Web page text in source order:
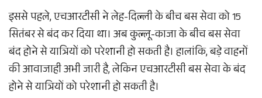
इससे पहले, एचआरटीसी ने लेह-दिल्ली के बीच बस सेवा को 15
सितंबर से बंद कर दिया था। अब कुल्लू-काजा के बीच बस सेवा
बंद होने से यात्रियों को परेशानी हो सकती है। हालांकि, बड़े वाहनों
की आवाजाही अभी जारी है, लेकिन एचआरटीसी बस सेवा के बंद
होने से यात्रियों को परेशानी हो सकती है।